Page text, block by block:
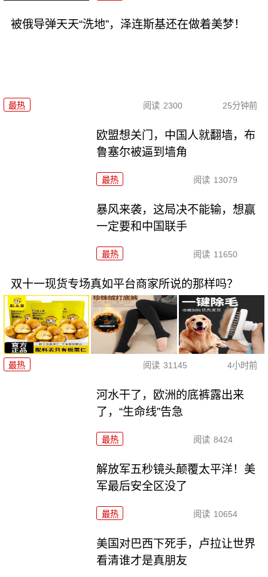
被俄导弹天天“洗地”，泽连斯基还在做着美梦！
最热 阅读 2300 25分钟前
欧盟想关门，中国人就翻墙，布
鲁塞尔被逼到墙角
最热 阅读 13079
暴风来袭，这局决不能输，想赢
一定要和中国联手
最热 阅读 11650
双十一现货专场真如平台商家所说的那样吗？
最热 阅读 31145 4小时前
河水干了，欧洲的底裤露出来
了，“生命线”告急
最热 阅读 8424
解放军五秒镜头颠覆太平洋！美
军最后安全区没了
最热 阅读 10654
美国对巴西下死手，卢拉让世界
看清谁才是真朋友